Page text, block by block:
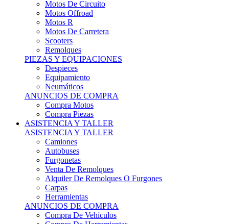
Motos R
Motos De Carretera
Scooters
Remolques
PIEZAS Y EQUIPACIONES
Despieces
Equipamiento
Neumáticos
ANUNCIOS DE COMPRA
Compra Motos
Compra Piezas
ASISTENCIA Y TALLER
ASISTENCIA Y TALLER
Camiones
Autobuses
Furgonetas
Venta De Remolques
Alquiler De Remolques O Furgones
Carpas
Herramientas
ANUNCIOS DE COMPRA
Compra De Vehículos
Compra De Herramientas